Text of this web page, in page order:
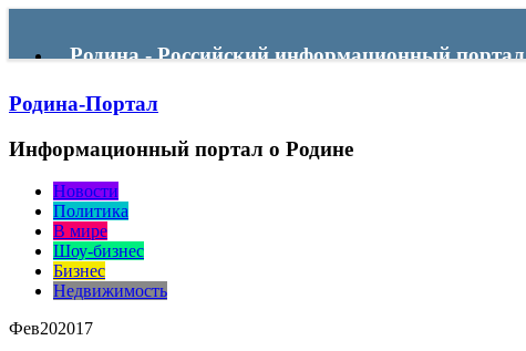
Родина - Российский информационный портал
Родина-Портал
Информационный портал о Родине
Новости
Политика
В мире
Шоу-бизнес
Бизнес
Недвижимость
Фев202017